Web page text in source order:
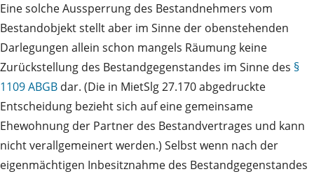
Eine solche Aussperrung des Bestandnehmers vom
Bestandobjekt stellt aber im Sinne der obenstehenden
Darlegungen allein schon mangels Räumung keine
Zurückstellung des Bestandgegenstandes im Sinne des §
1109 ABGB dar. (Die in MietSlg 27.170 abgedruckte
Entscheidung bezieht sich auf eine gemeinsame
Ehewohnung der Partner des Bestandvertrages und kann
nicht verallgemeinert werden.) Selbst wenn nach der
eigenmächtigen Inbesitznahme des Bestandgegenstandes